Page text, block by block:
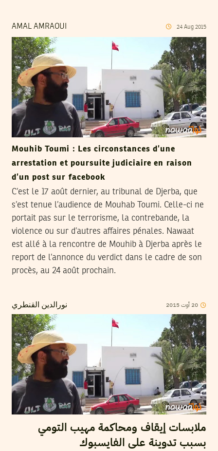
AMAL AMRAOUI 24 Aug 2015
Mouhib Toumi : Les circonstances d’une
arrestation et poursuite judiciaire en raison
d’un post sur facebook
C’est le 17 août dernier, au tribunal de Djerba, que
s’est tenue l’audience de Mouhab Toumi. Celle-ci ne
portait pas sur le terrorisme, la contrebande, la
violence ou sur d’autres affaires pénales. Nawaat
est allé à la rencontre de Mouhib à Djerba après le
report de l’annonce du verdict dans le cadre de son
procès, au 24 août prochain.
نورالدين القنطري 20 أوت 2015
ملابسات إيقاف ومحاكمة مهيب التومي
بسبب تدوينة على الفايسبوك